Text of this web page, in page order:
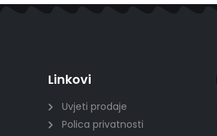
Linkovi
Uvjeti prodaje
Polica privatnosti